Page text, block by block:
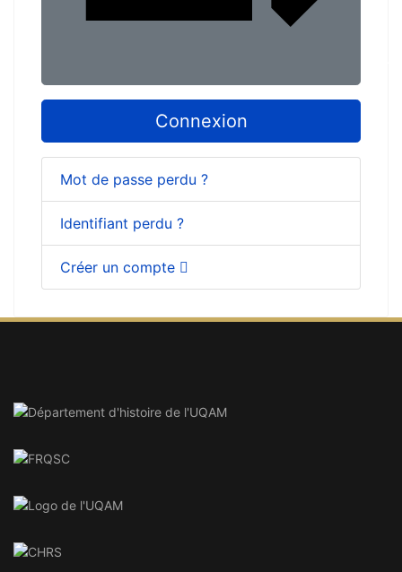
Connexion
Mot de passe perdu ?
Identifiant perdu ?
Créer un compte